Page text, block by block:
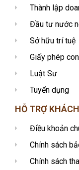
Thành lập
Đầu tư nước
Sở hữu trí tuệ
Giấy phép con
Luật Sư
Tuyển dụng
HỖ TRỢ
Điều khoản
Chính sách
Chính sách